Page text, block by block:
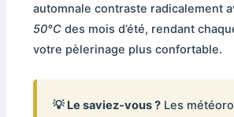
automnale contraste radicalement
50°C des mois d’été, rendant
votre pèlerinage plus confortable.
💡 Le saviez-vous ? Les